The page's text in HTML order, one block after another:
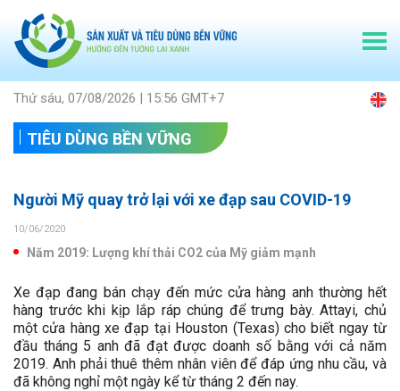
Thứ sáu, 07/08/2026 | 15:56 GMT+7
TIÊU DÙNG BỀN VỮNG
Người Mỹ quay trở lại với xe đạp sau COVID-19
10/06/2020
Năm 2019: Lượng khí thải CO2 của Mỹ giảm mạnh
Xe đạp đang bán chạy đến mức cửa hàng anh thường hết
hàng trước khi kịp lắp ráp chúng để trưng bày. Attayi, chủ
một cửa hàng xe đạp tại Houston (Texas) cho biết ngay từ
đầu tháng 5 anh đã đạt được doanh số bằng với cả năm
2019. Anh phải thuê thêm nhân viên để đáp ứng nhu cầu, và
đã không nghỉ một ngày kể từ tháng 2 đến nay.